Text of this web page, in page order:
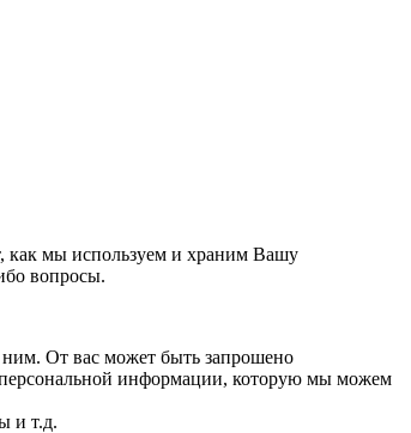
как мы используем и храним Вашу
вопросы.
От вас может быть запрошено
информации, которую мы можем
и т.д.